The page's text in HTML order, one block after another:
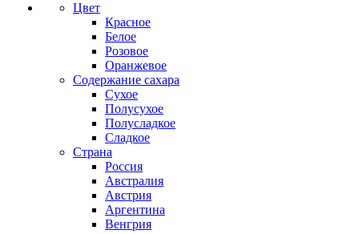
Цвет
Красное
Белое
Розовое
Оранжевое
Содержание сахара
Сухое
Полусухое
Полусладкое
Сладкое
Страна
Россия
Австралия
Австрия
Аргентина
Венгрия